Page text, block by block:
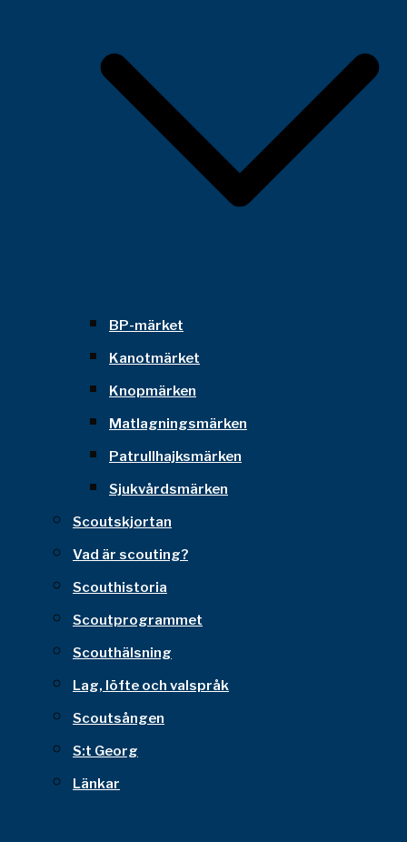
BP-märket
Kanotmärket
Knopmärken
Matlagningsmärken
Patrullhajksmärken
Sjukvårdsmärken
Scoutskjortan
Vad är scouting?
Scouthistoria
Scoutprogrammet
Scouthälsning
Lag, löfte och valspråk
Scoutsången
S:t Georg
Länkar